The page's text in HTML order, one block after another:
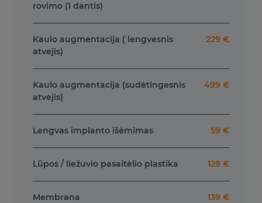
rovimo (1 dantis)
Kaulo augmentacija ( lengvesnis
atvejis)
229 €
Kaulo augmentacija (sudėtingesnis
atvejis)
499 €
Lengvas implanto išėmimas 59 €
Lūpos / liežuvio pasaitėlio plastika 129 €
Membrana 139 €